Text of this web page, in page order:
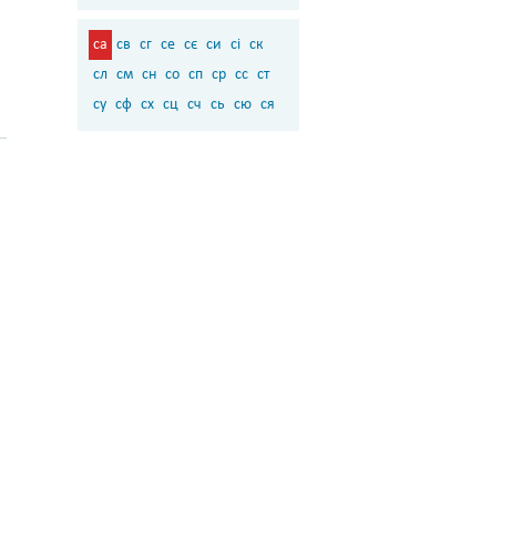
са св сг се сє си сі ск
сл см сн со сп ср сс ст
су сф сх сц сч сь сю ся